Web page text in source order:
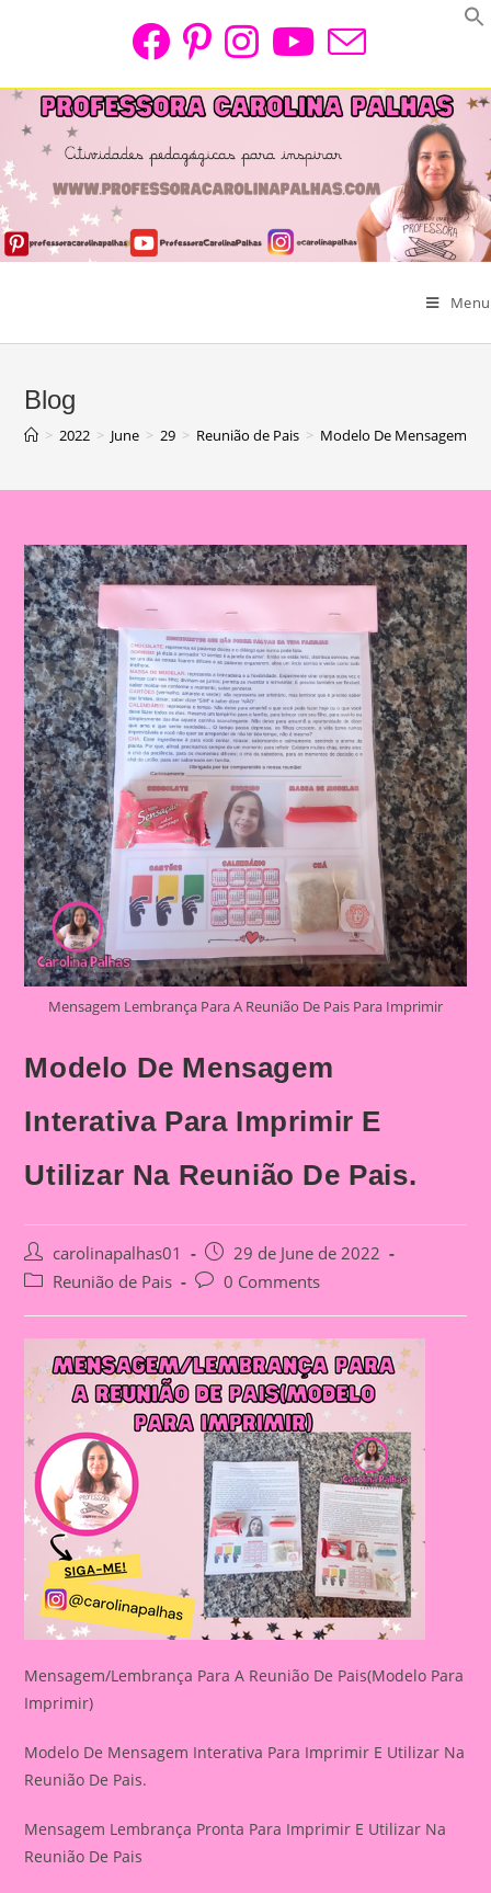
Menu
Blog
> 2022 > June > 29 > Reunião de Pais > Modelo De Mensagem
Mensagem Lembrança Para A Reunião De Pais Para Imprimir
Modelo De Mensagem
Interativa Para Imprimir E
Utilizar Na Reunião De Pais.
Post
author:
carolinapalhas01
Post
published:
29 de June de 2022
PostReunião de Pais
Post0 Comments
Mensagem/Lembrança Para A Reunião De Pais(Modelo Para
Imprimir)
Modelo De Mensagem Interativa Para Imprimir E Utilizar Na
Reunião De Pais.
Mensagem Lembrança Pronta Para Imprimir E Utilizar Na
Reunião De Pais